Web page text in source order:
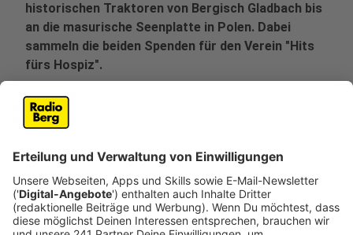
historischen Traktoren von Bergisch Gladbach bis
an die masurische Seenplatte in Polen. Dabei
sammeln die beiden Spenden für den Verein "Hits
fürs Hospiz".
Veröffentlicht:
Für die rund 1.200 Kilometer lange Strecke hin und
zurück haben die beiden Männer rund vier Wochen
eingeplant. Jeden Tag wollen sie rund 6 bis 8 Stunden